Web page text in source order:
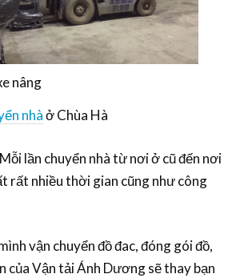
nâng
nhàở Chùa Hà
lần chuyển nhà từ nơi ở cũ đến nơi
rất nhiều thời gian cũng như công
vận chuyển đồ đac, đóng gói đồ,
của Vận tải Ánh Dương sẽ thay bạn